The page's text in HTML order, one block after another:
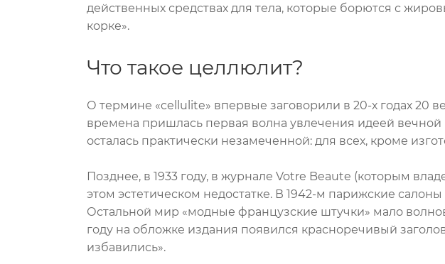
действенных средствах для тела, которые борются с
корке».
Что такое целлюлит?
О термине «cellulite» впервые заговорили в 20-х годах 20
времена пришлась первая волна увлечения идеей
осталась практически незамеченной: для всех, кроме
Позднее, в 1933 году, в журнале Votre Beaute (которым
этом эстетическом недостатке. В 1942-м парижские
Остальной мир «модные французские штучки» мало
году на обложке издания появился красноречивый
избавились».